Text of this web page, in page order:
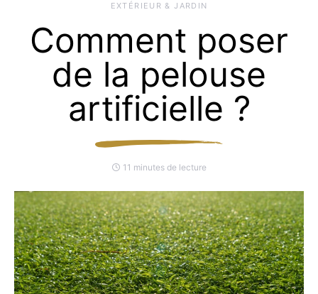
EXTÉRIEUR & JARDIN
Comment poser
de la pelouse
artificielle ?
11 minutes de lecture